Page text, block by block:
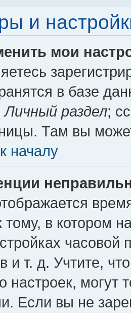
и
мои
в базе
Личный раздел;
Там вы
началу
тому, в котором
часовой
и т. д. Учтите,
настроек, могут
Если вы не